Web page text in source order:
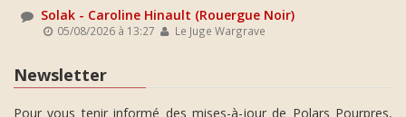
Solak - Caroline Hinault (Rouergue Noir)
05/08/2026 à 13:27 Le Juge Wargrave
Newsletter
Pour vous tenir informé des mises-à-jour de Polars Pourpres,